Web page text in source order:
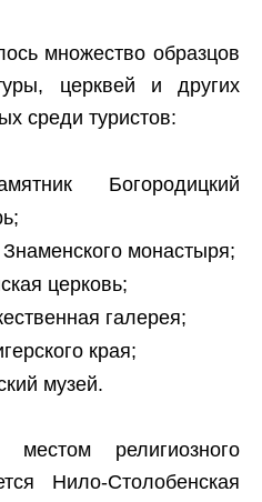
множество образцов
церквей и других
среди туристов:
Богородицкий
монастыря;
церковь;
галерея;
края;
музей.
религиозного
Нило-Столобенская